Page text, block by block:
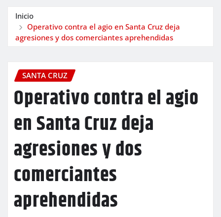
Inicio
Operativo contra el agio en Santa Cruz deja
agresiones y dos comerciantes aprehendidas
SANTA CRUZ
Operativo contra el agio
en Santa Cruz deja
agresiones y dos
comerciantes
aprehendidas